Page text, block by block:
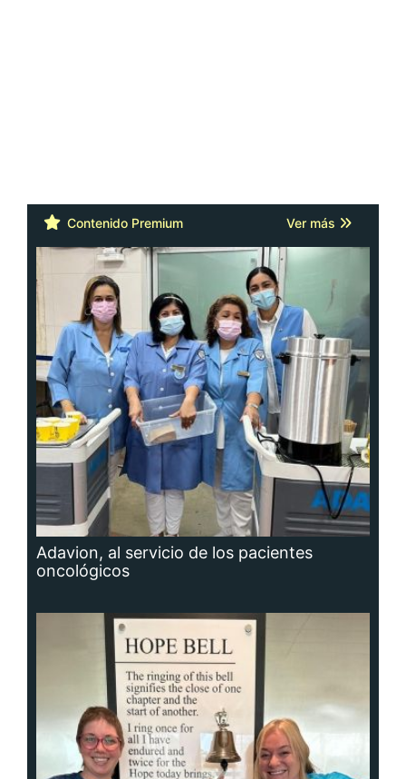
Contenido Premium Ver más
Adavion, al servicio de los pacientes
oncológicos